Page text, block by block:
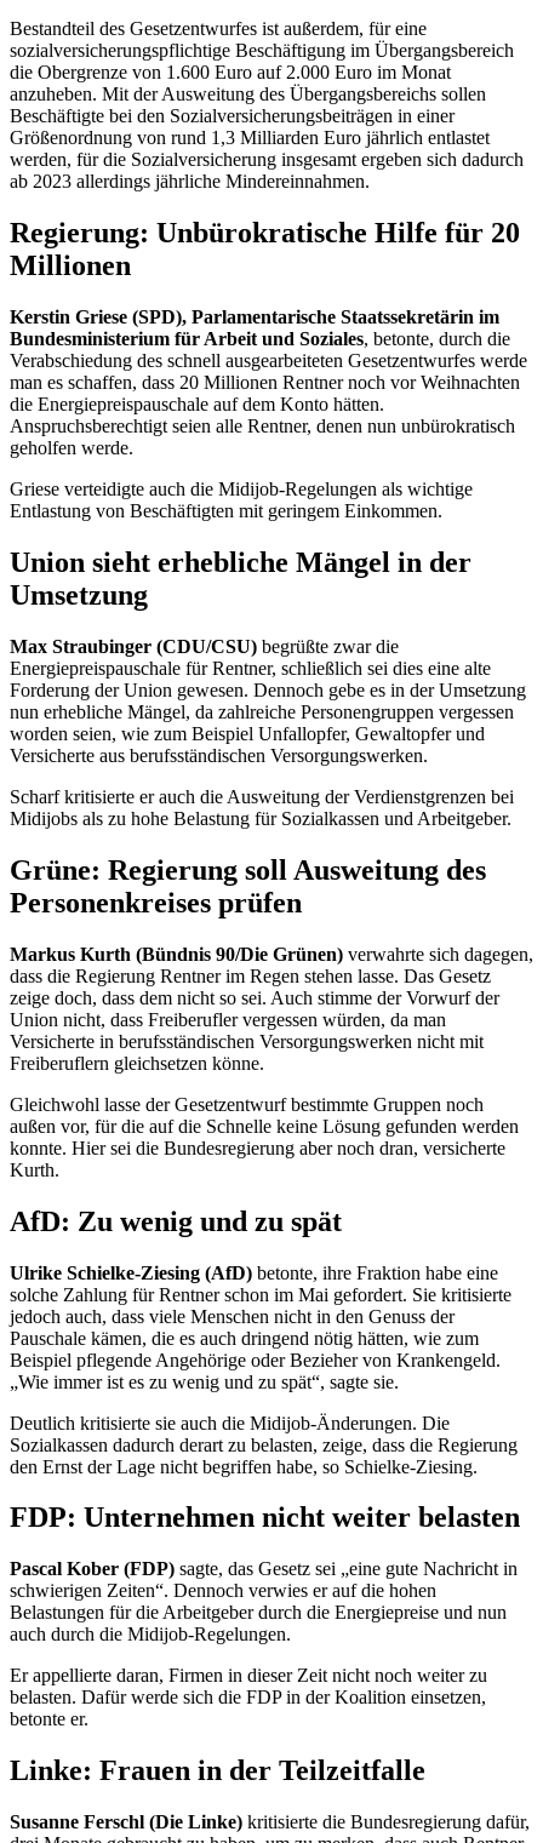
Bestandteil des Gesetzentwurfes ist außerdem, für eine
sozialversicherungspflichtige Beschäftigung im Übergangsbereich
die Obergrenze von 1.600 Euro auf 2.000 Euro im Monat
anzuheben. Mit der Ausweitung des Übergangsbereichs sollen
Beschäftigte bei den Sozialversicherungsbeiträgen in einer
Größenordnung von rund 1,3 Milliarden Euro jährlich entlastet
werden, für die Sozialversicherung insgesamt ergeben sich dadurch
ab 2023 allerdings jährliche Mindereinnahmen.
Regierung: Unbürokratische Hilfe für 20
Millionen
Kerstin Griese (SPD), Parlamentarische Staatssekretärin im
Bundesministerium für Arbeit und Soziales, betonte, durch die
Verabschiedung des schnell ausgearbeiteten Gesetzentwurfes werde
man es schaffen, dass 20 Millionen Rentner noch vor Weihnachten
die Energiepreispauschale auf dem Konto hätten.
Anspruchsberechtigt seien alle Rentner, denen nun unbürokratisch
geholfen werde.
Griese verteidigte auch die Midijob-Regelungen als wichtige
Entlastung von Beschäftigten mit geringem Einkommen.
Union sieht erhebliche Mängel in der
Umsetzung
Max Straubinger (CDU/CSU) begrüßte zwar die
Energiepreispauschale für Rentner, schließlich sei dies eine alte
Forderung der Union gewesen. Dennoch gebe es in der Umsetzung
nun erhebliche Mängel, da zahlreiche Personengruppen vergessen
worden seien, wie zum Beispiel Unfallopfer, Gewaltopfer und
Versicherte aus berufsständischen Versorgungswerken.
Scharf kritisierte er auch die Ausweitung der Verdienstgrenzen bei
Midijobs als zu hohe Belastung für Sozialkassen und Arbeitgeber.
Grüne: Regierung soll Ausweitung des
Personenkreises prüfen
Markus Kurth (Bündnis 90/Die Grünen) verwahrte sich dagegen,
dass die Regierung Rentner im Regen stehen lasse. Das Gesetz
zeige doch, dass dem nicht so sei. Auch stimme der Vorwurf der
Union nicht, dass Freiberufler vergessen würden, da man
Versicherte in berufsständischen Versorgungswerken nicht mit
Freiberuflern gleichsetzen könne.
Gleichwohl lasse der Gesetzentwurf bestimmte Gruppen noch
außen vor, für die auf die Schnelle keine Lösung gefunden werden
konnte. Hier sei die Bundesregierung aber noch dran, versicherte
Kurth.
AfD: Zu wenig und zu spät
Ulrike Schielke-Ziesing (AfD) betonte, ihre Fraktion habe eine
solche Zahlung für Rentner schon im Mai gefordert. Sie kritisierte
jedoch auch, dass viele Menschen nicht in den Genuss der
Pauschale kämen, die es auch dringend nötig hätten, wie zum
Beispiel pflegende Angehörige oder Bezieher von Krankengeld.
„Wie immer ist es zu wenig und zu spät“, sagte sie.
Deutlich kritisierte sie auch die Midijob-Änderungen. Die
Sozialkassen dadurch derart zu belasten, zeige, dass die Regierung
den Ernst der Lage nicht begriffen habe, so Schielke-Ziesing.
FDP: Unternehmen nicht weiter belasten
Pascal Kober (FDP) sagte, das Gesetz sei „eine gute Nachricht in
schwierigen Zeiten“. Dennoch verwies er auf die hohen
Belastungen für die Arbeitgeber durch die Energiepreise und nun
auch durch die Midijob-Regelungen.
Er appellierte daran, Firmen in dieser Zeit nicht noch weiter zu
belasten. Dafür werde sich die FDP in der Koalition einsetzen,
betonte er.
Linke: Frauen in der Teilzeitfalle
Susanne Ferschl (Die Linke) kritisierte die Bundesregierung dafür,